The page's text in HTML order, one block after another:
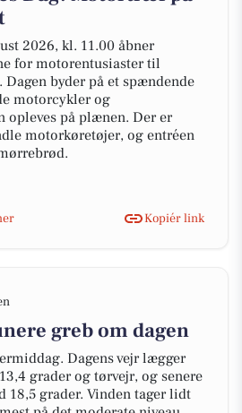
2026, kl. 11.00 åbner
for motorentusiaster til
Dagen byder på et spændende
motorcykler og
opleves på plænen. Der er
motorkøretøjer, og entréen
Kopiér link
greb om dagen
Dagens vejr lægger
grader og tørvejr, og senere
18,5 grader. Vinden tager lidt